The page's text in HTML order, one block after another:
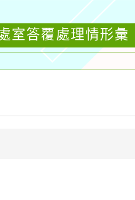
室答覆處理情形彙